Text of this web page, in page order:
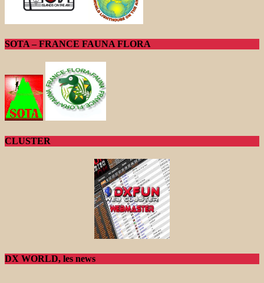
SOTA – FRANCE FAUNA FLORA
CLUSTER
DX WORLD, les news